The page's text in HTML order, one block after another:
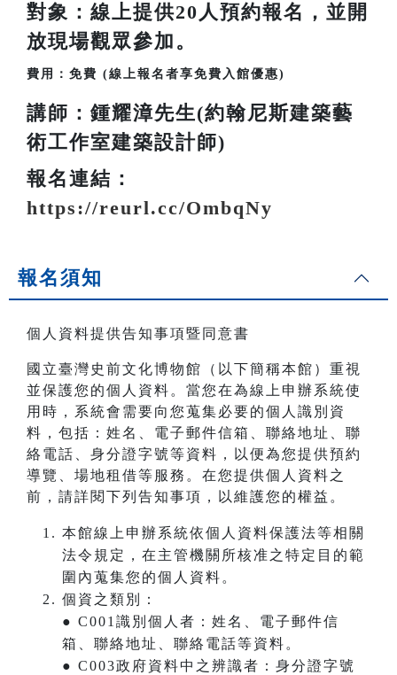
對象：線上提供20人預約報名，並開
放現場觀眾參加。
費用：免費 (線上報名者享免費入館優惠)
講師：鍾耀漳先生(約翰尼斯建築藝
術工作室建築設計師)
報名連結：
https://reurl.cc/OmbqNy
報名須知
個人資料提供告知事項暨同意書
國立臺灣史前文化博物館（以下簡稱本館）重視
並保護您的個人資料。當您在為線上申辦系統使
用時，系統會需要向您蒐集必要的個人識別資
料，包括：姓名、電子郵件信箱、聯絡地址、聯
絡電話、身分證字號等資料，以便為您提供預約
導覽、場地租借等服務。在您提供個人資料之
前，請詳閱下列告知事項，以維護您的權益。
本館線上申辦系統依個人資料保護法等相關
法令規定，在主管機關所核准之特定目的範
圍內蒐集您的個人資料。
個資之類別：
● C001識別個人者：姓名、電子郵件信
箱、聯絡地址、聯絡電話等資料。
● C003政府資料中之辨識者：身分證字號